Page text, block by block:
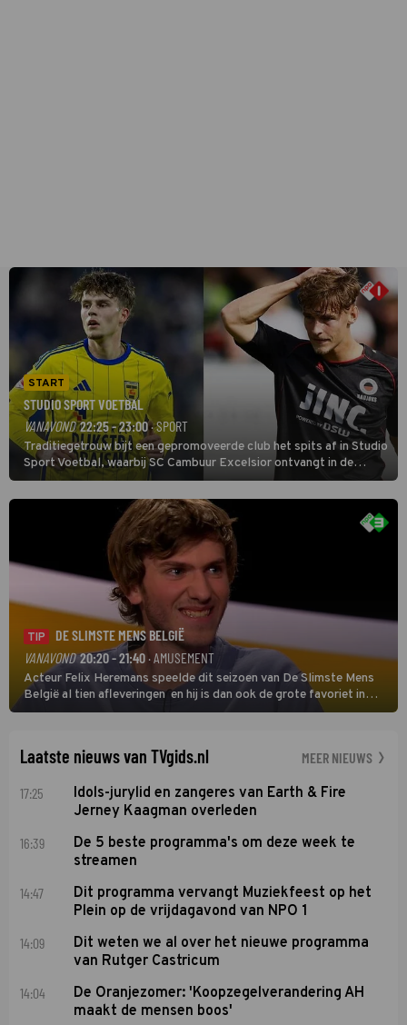
START
STUDIO SPORT VOETBAL
VANAVOND 22:25 - 23:00· SPORT
Traditiegetrouw bijt een gepromoveerde club het spits af in Studio
Sport Voetbal, waarbij SC Cambuur Excelsior ontvangt in de
eerste wedstrijd van het nieuwe Eredivisieseizoen. De nieuwe
oefenmeester is Johan Plat en hij wil aanvallend voetballen.
TIP
DE SLIMSTE MENS BELGIË
VANAVOND 20:20 - 21:40· AMUSEMENT
Acteur Felix Heremans speelde dit seizoen van De Slimste Mens
België al tien afleveringen en hij is dan ook de grote favoriet in
deze seizoensfinale. En er is Nederlandse inbreng, want komiek
Laatste nieuws van TVgids.nl MEER NIEUWS
17:25
Idols-jurylid en zangeres van Earth & Fire
Jerney Kaagman overleden
16:39
De 5 beste programma's om deze week te
streamen
14:47
Dit programma vervangt Muziekfeest op het
Plein op de vrijdagavond van NPO 1
14:09
Dit weten we al over het nieuwe programma
van Rutger Castricum
14:04
De Oranjezomer: 'Koopzegelverandering AH
maakt de mensen boos'